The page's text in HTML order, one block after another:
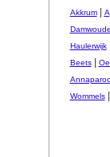
Akkrum|
Haulerwijk
Beets|
Wommels